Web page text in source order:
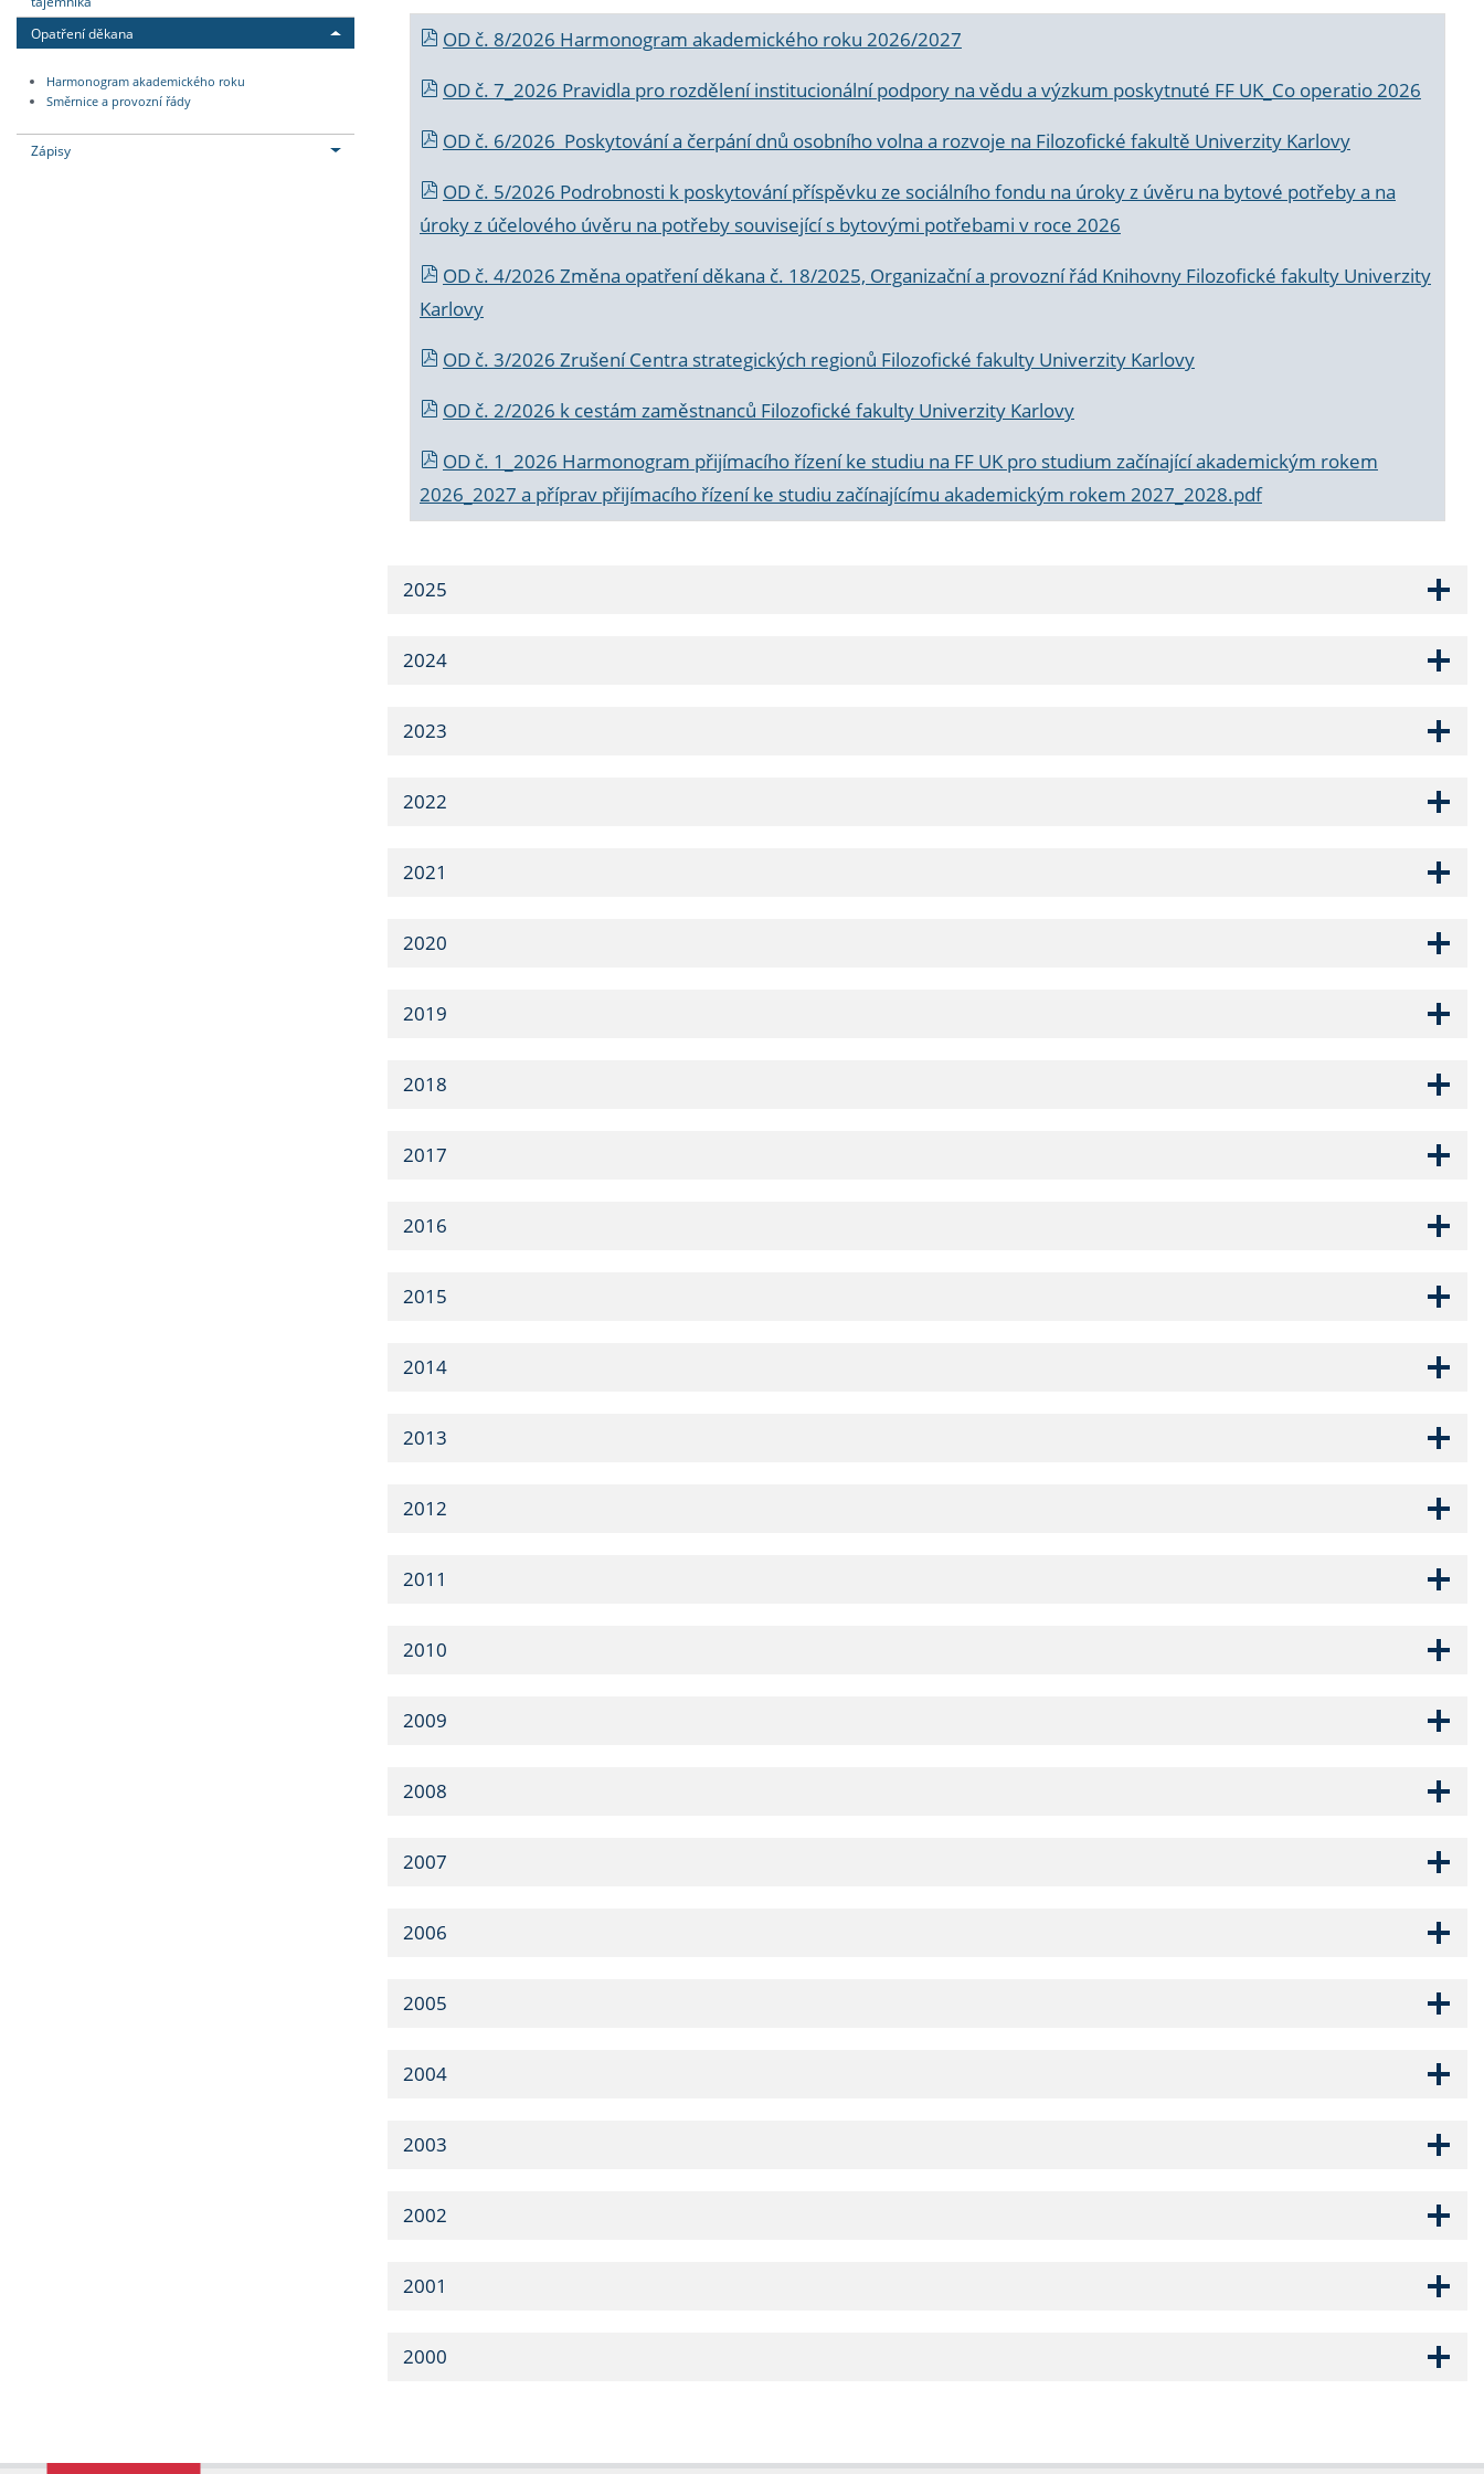
Opatření děkana
Harmonogram akademického roku
Směrnice a provozní řády
Zápisy
OD č. 8/2026 Harmonogram akademického roku 2026/2027
OD č. 7_2026 Pravidla pro rozdělení institucionální podpory na vědu a výzkum poskytnuté FF UK_Co operatio 2026
OD č. 6/2026 Poskytování a čerpání dnů osobního volna a rozvoje na Filozofické fakultě Univerzity Karlovy
OD č. 5/2026 Podrobnosti k poskytování příspěvku ze sociálního fondu na úroky z úvěru na bytové potřeby a na
úroky z účelového úvěru na potřeby související s bytovými potřebami v roce 2026
OD č. 4/2026 Změna opatření děkana č. 18/2025, Organizační a provozní řád Knihovny Filozofické fakulty Univerzity
Karlovy
OD č. 3/2026 Zrušení Centra strategických regionů Filozofické fakulty Univerzity Karlovy
OD č. 2/2026 k cestám zaměstnanců Filozofické fakulty Univerzity Karlovy
OD č. 1_2026 Harmonogram přijímacího řízení ke studiu na FF UK pro studium začínající akademickým rokem
2026_2027 a příprav přijímacího řízení ke studiu začínajícímu akademickým rokem 2027_2028.pdf
2025
2024
2023
2022
2021
2020
2019
2018
2017
2016
2015
2014
2013
2012
2011
2010
2009
2008
2007
2006
2005
2004
2003
2002
2001
2000